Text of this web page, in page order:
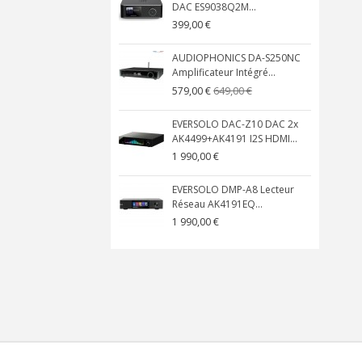
DAC ES9038Q2M...
399,00 €
AUDIOPHONICS DA-S250NC
Amplificateur Intégré...
579,00 €649,00 €
EVERSOLO DAC-Z10 DAC 2x
AK4499+AK4191 I2S HDMI...
1 990,00 €
EVERSOLO DMP-A8 Lecteur
Réseau AK4191EQ...
1 990,00 €